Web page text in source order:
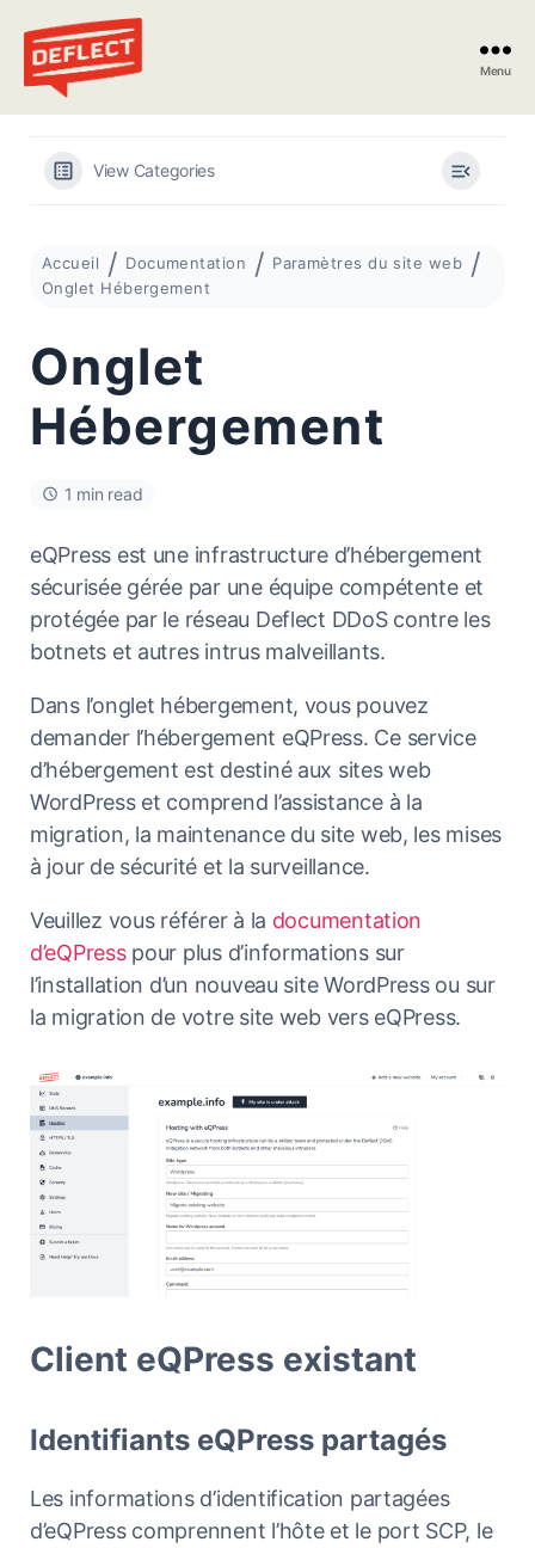
Deflect
Menu
View Categories
Accueil Documentation
Paramètres du site web
Onglet Hébergement
Onglet
Hébergement
1 min read
eQPress est une infrastructure d’hébergement
sécurisée gérée par une équipe compétente et
protégée par le réseau Deflect DDoS contre les
botnets et autres intrus malveillants.
Dans l’onglet hébergement, vous pouvez
demander l’hébergement eQPress. Ce service
d’hébergement est destiné aux sites web
WordPress et comprend l’assistance à la
migration, la maintenance du site web, les mises
à jour de sécurité et la surveillance.
Veuillez vous référer à la documentation
d’eQPresspour plus d’informations sur
l’installation d’un nouveau site WordPress ou sur
la migration de votre site web vers eQPress.
Client eQPress existant
Identifiants eQPress partagés
Les informations d’identification partagées
d’eQPress comprennent l’hôte et le port SCP, le